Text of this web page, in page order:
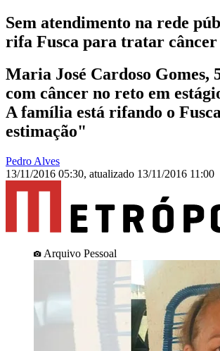
Sem atendimento na rede
rifa Fusca para tratar câncer
Maria José Cardoso Gomes,
com câncer no reto em
A família está rifando o
estimação"
Pedro Alves
13/11/2016 05:30, atualizado 13/11/2016 11:00
Arquivo Pessoal